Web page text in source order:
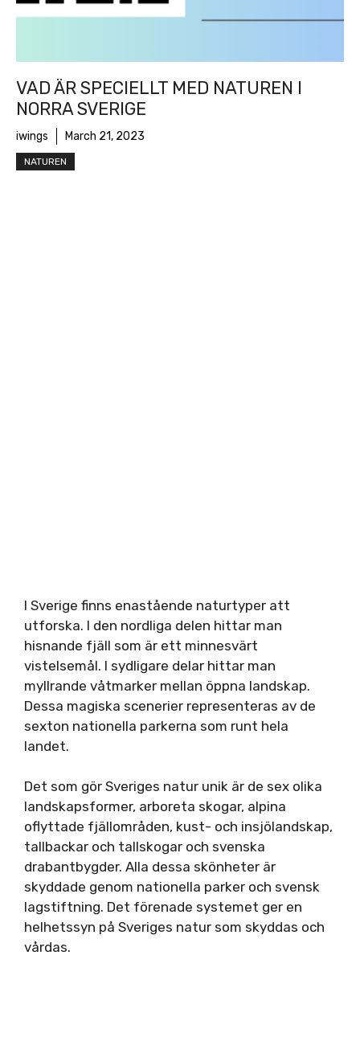
VAD ÄR SPECIELLT MED NATUREN I
NORRA SVERIGE
iwings March 21, 2023
NATUREN
I Sverige finns enastående naturtyper att
utforska. I den nordliga delen hittar man
hisnande fjäll som är ett minnesvärt
vistelsemål. I sydligare delar hittar man
myllrande våtmarker mellan öppna landskap.
Dessa magiska scenerier representeras av de
sexton nationella parkerna som runt hela
landet.
Det som gör Sveriges natur unik är de sex olika
landskapsformer, arboreta skogar, alpina
oflyttade fjällområden, kust- och insjölandskap,
tallbackar och tallskogar och svenska
drabantbygder. Alla dessa skönheter är
skyddade genom nationella parker och svensk
lagstiftning. Det förenade systemet ger en
helhetssyn på Sveriges natur som skyddas och
vårdas.